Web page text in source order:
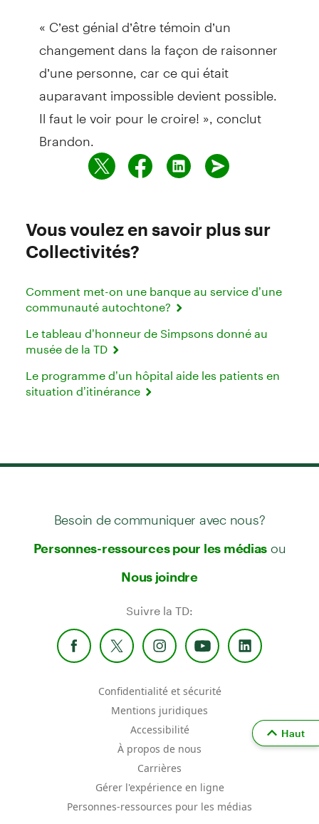
« C’est génial d’être témoin d’un
changement dans la façon de raisonner
d’une personne, car ce qui était
auparavant impossible devient possible.
Il faut le voir pour le croire! », conclut
Brandon.
Vous voulez en savoir plus sur
Collectivités?
Comment met-on une banque au service d’une
communauté autochtone?
Le tableau d’honneur de Simpsons donné au
musée de la TD
Le programme d’un hôpital aide les patients en
situation d’itinérance
Besoin de communiquer avec nous?
Personnes-ressources pour les médias ou
Nous joindre
Suivre la TD:
Confidentialité et sécurité
Mentions juridiques
Accessibilité
À propos de nous
Carrières
Gérer l'expérience en ligne
Personnes-ressources pour les médias
Haut